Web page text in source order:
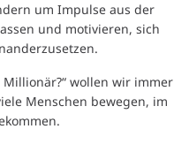
um Impulse aus der
und motivieren, sich
wollen wir immer
Menschen bewegen, im